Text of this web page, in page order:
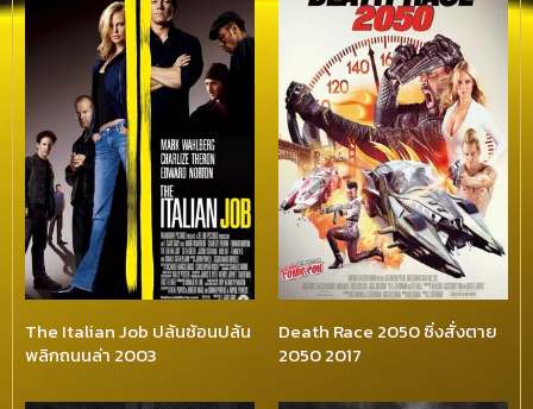
The Italian Job ปล้นซ้อนปล้น
พลิกถนนล่า 2003
Death Race 2050 ซิ่งสั่งตาย
2050 2017